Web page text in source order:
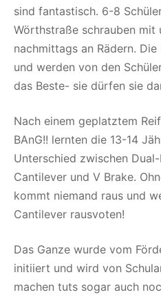
sind fantastisch. 6-8
Wörthstraße schrauben mit
nachmittags an Rädern.
und werden von den
das Beste- sie dürfen sie
Nach einem geplatztem
BAnG!! lernten die 13-14
Unterschied zwischen
Cantilever und V Brake.
kommt niemand raus und
Cantilever rausvoten!
Das Ganze wurde vom
initiiert und wird von
machen tuts sogar auch